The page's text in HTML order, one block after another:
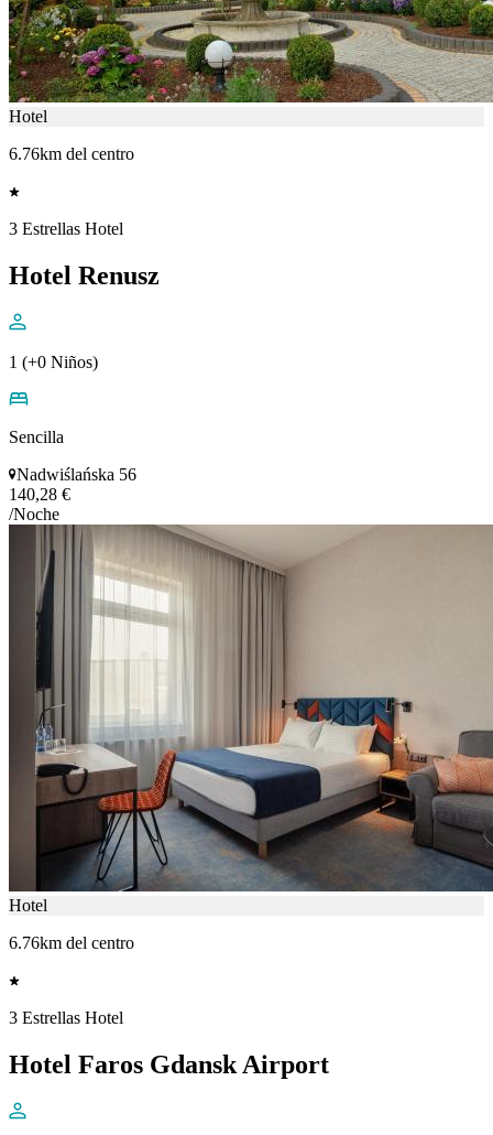
Hotel
6.76km del centro
3 Estrellas Hotel
Hotel Renusz
1 (+0 Niños)
Sencilla
Nadwiślańska 56
140,28 €
/Noche
Hotel
6.76km del centro
3 Estrellas Hotel
Hotel Faros Gdansk Airport